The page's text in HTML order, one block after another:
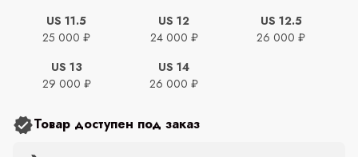
US 11.5
25 000 ₽
US 12
24 000 ₽
US 12.5
26 000 ₽
US 13
29 000 ₽
US 14
26 000 ₽
Товар доступен под заказ